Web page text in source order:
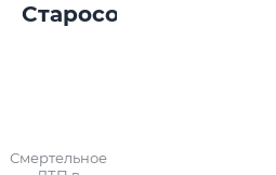
Старосотникова
Смертельное